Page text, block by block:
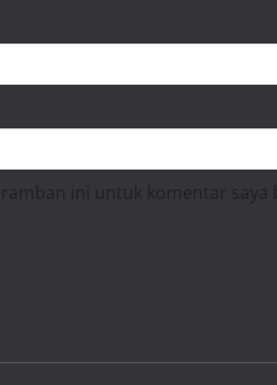
ini untuk komentar saya